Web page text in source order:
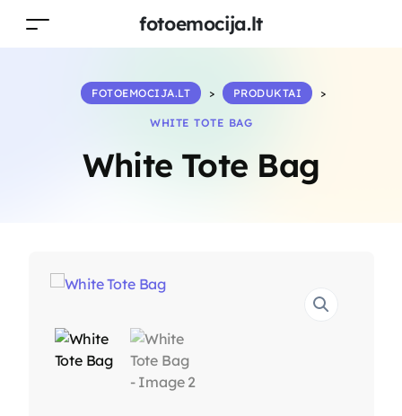
fotoemocija.lt
White Tote Bag
FOTOEMOCIJA.LT > PRODUKTAI >
WHITE TOTE BAG